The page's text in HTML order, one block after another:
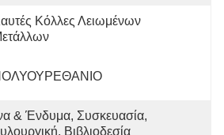
Κόλλες Λειωμένων
& Ένδυμα, Συσκευασία,
Βιβλιοδεσία